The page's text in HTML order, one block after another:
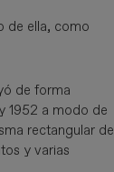
de ella, como
de forma
1952 a modo de
rectangular de
y varias